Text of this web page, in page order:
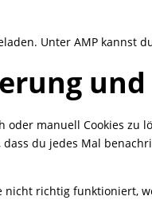
Unter AMP
und
manuell Cookies
du jedes Mal
richtig funktioniert,